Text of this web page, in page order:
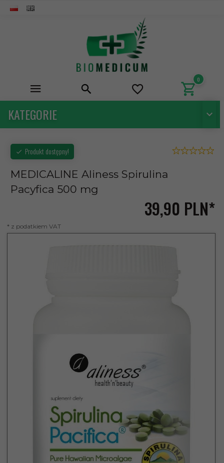
0
KATEGORIE
Produkt dostępny!
MEDICALINE Aliness Spirulina
Pacyfica 500 mg
39,90 PLN*
* z podatkiem VAT